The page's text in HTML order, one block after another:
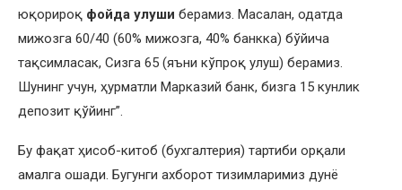
юқорироқ фойда улуши берамиз. Масалан, одатда
мижозга 60/40 (60% мижозга, 40% банкка) бўйича
тақсимласак, Сизга 65 (яъни кўпроқ улуш) берамиз.
Шунинг учун, ҳурматли Марказий банк, бизга 15 кунлик
депозит қўйинг”.
Бу фақат ҳисоб-китоб (бухгалтерия) тартиби орқали
амалга ошади. Бугунги ахборот тизимларимиз дунё